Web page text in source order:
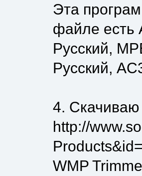
Эта
файле есть
Русский,
Русский,
4.
http://
WMP